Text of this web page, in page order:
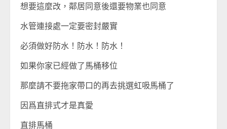
想要這麼改，鄰居同意後還要物業也同意
水管連接處一定要密封嚴實
必須做好防水！防水！防水！
如果你家已經做了馬桶移位
那麼請不要拖家帶口的再去挑選虹吸馬桶了
因爲直排式才是真愛
直排馬桶